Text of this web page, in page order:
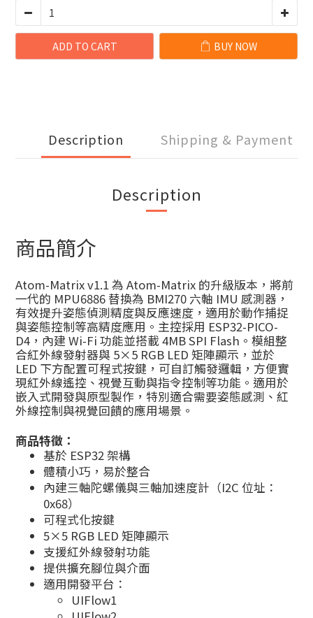
ADD TO CART BUY NOW
Description Shipping & Payment
Description
商品簡介
Atom-Matrix v1.1 為 Atom-Matrix 的升級版本，將前
一代的 MPU6886 替換為 BMI270 六軸 IMU 感測器，
有效提升姿態偵測精度與反應速度，適用於動作捕捉
與姿態控制等高精度應用。主控採用 ESP32-PICO-
D4，內建 Wi-Fi 功能並搭載 4MB SPI Flash。模組整
合紅外線發射器與 5×5 RGB LED 矩陣顯示，並於
LED 下方配置可程式按鍵，可自訂觸發邏輯，方便實
現紅外線遙控、視覺互動與指令控制等功能。適用於
嵌入式開發與原型製作，特別適合需要姿態感測、紅
外線控制與視覺回饋的應用場景。
商品特徵：
基於 ESP32 架構
體積小巧，易於整合
內建三軸陀螺儀與三軸加速度計（I2C 位址：
0x68）
可程式化按鍵
5×5 RGB LED 矩陣顯示
支援紅外線發射功能
提供擴充腳位與介面
適用開發平台：
UIFlow1